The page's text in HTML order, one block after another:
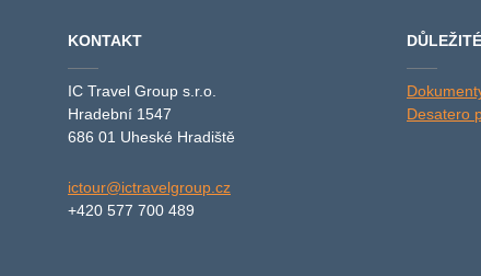
KONTAKT
IC Travel Group s.r.o.
Hradební 1547
686 01 Uheské Hradiště
ictour@ictravelgroup.cz
+420 577 700 489
Desatero